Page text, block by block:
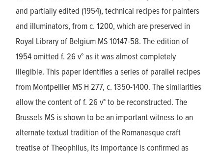
and partially edited (1954), technical recipes for painters
and illuminators, from c. 1200, which are preserved in
Royal Library of Belgium MS 10147-58. The edition of
1954 omitted f. 26 v° as it was almost completely
illegible. This paper identifies a series of parallel recipes
from Montpellier MS H 277, c. 1350-1400. The similarities
allow the content of f. 26 v° to be reconstructed. The
Brussels MS is shown to be an important witness to an
alternate textual tradition of the Romanesque craft
treatise of Theophilus, its importance is confirmed as